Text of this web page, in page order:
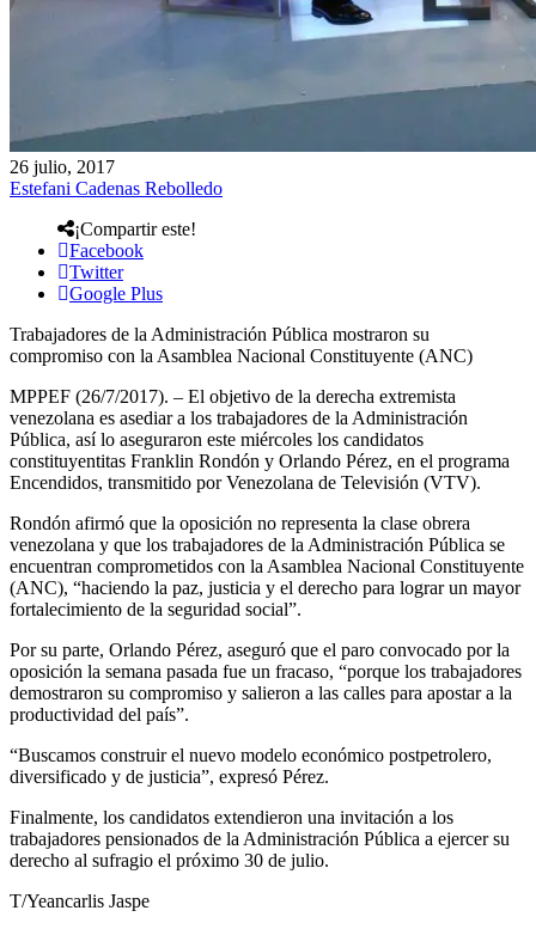
26 julio, 2017
Estefani Cadenas Rebolledo
¡Compartir este!
Facebook
Twitter
Google Plus
Trabajadores de la Administración Pública mostraron su
compromiso con la Asamblea Nacional Constituyente (ANC)
MPPEF (26/7/2017). – El objetivo de la derecha extremista
venezolana es asediar a los trabajadores de la Administración
Pública, así lo aseguraron este miércoles los candidatos
constituyentitas Franklin Rondón y Orlando Pérez, en el programa
Encendidos, transmitido por Venezolana de Televisión (VTV).
Rondón afirmó que la oposición no representa la clase obrera
venezolana y que los trabajadores de la Administración Pública se
encuentran comprometidos con la Asamblea Nacional Constituyente
(ANC), “haciendo la paz, justicia y el derecho para lograr un mayor
fortalecimiento de la seguridad social”.
Por su parte, Orlando Pérez, aseguró que el paro convocado por la
oposición la semana pasada fue un fracaso, “porque los trabajadores
demostraron su compromiso y salieron a las calles para apostar a la
productividad del país”.
“Buscamos construir el nuevo modelo económico postpetrolero,
diversificado y de justicia”, expresó Pérez.
Finalmente, los candidatos extendieron una invitación a los
trabajadores pensionados de la Administración Pública a ejercer su
derecho al sufragio el próximo 30 de julio.
T/Yeancarlis Jaspe